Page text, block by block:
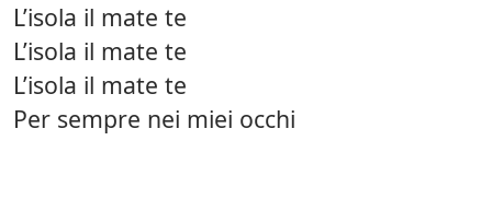
L’isola il mate te
L’isola il mate te
L’isola il mate te
Per sempre nei miei occhi